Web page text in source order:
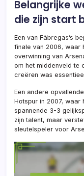
Belangrijke
die zijn start
Een van Fàbregas’s
finale van 2006, waar
overwinning van
om het middenveld te
creëren was
Een andere
Hotspur in 2007, waar
spannende 3-3
zijn talent, maar
sleutelspeler voor